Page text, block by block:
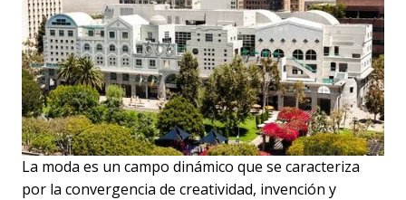
La moda es un campo dinámico que se caracteriza
por la convergencia de creatividad, invención y